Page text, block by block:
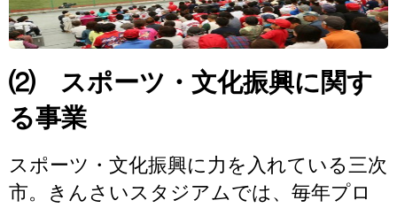
⑵ スポーツ・文化振興に関す
る事業
スポーツ・文化振興に力を入れている三次
市。きんさいスタジアムでは、毎年プロ